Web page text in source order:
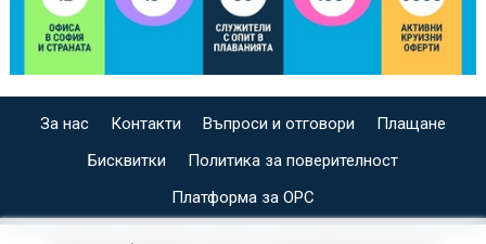
За нас Контакти Въпроси и отговори
Плащане
Бисквитки
Политика за поверителност
Платформа за ОРС